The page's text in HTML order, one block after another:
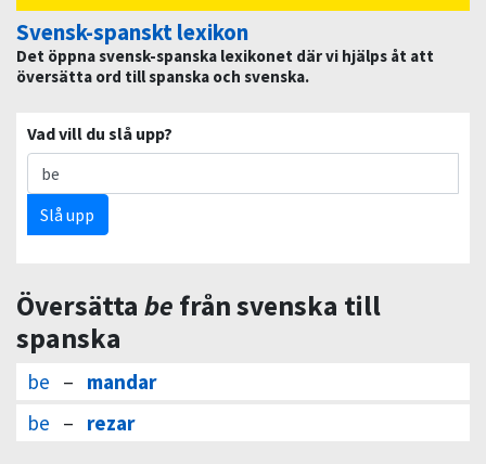
Svensk-spanskt lexikon
Det öppna svensk-spanska lexikonet där vi hjälps åt att
översätta ord till spanska och svenska.
Vad vill du slå upp?
Slå upp
Översätta be från svenska till
spanska
be – mandar
be – rezar